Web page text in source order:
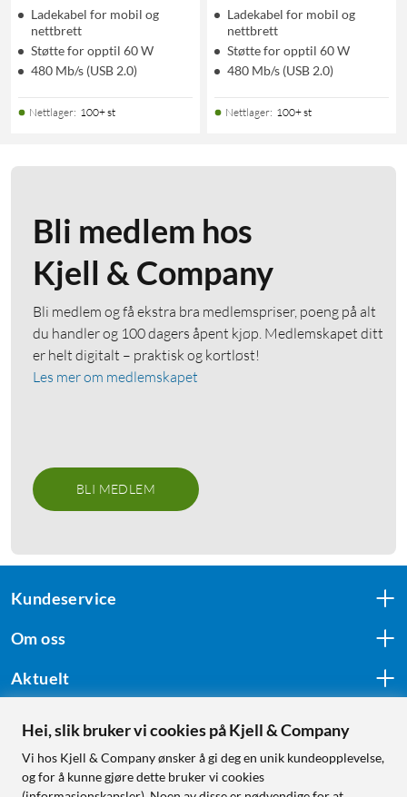
Ladekabel for mobil og
nettbrett
Støtte for opptil 60 W
480 Mb/s (USB 2.0)
Nettlager: 100+ st
Ladekabel for mobil og
nettbrett
Støtte for opptil 60 W
480 Mb/s (USB 2.0)
Nettlager: 100+ st
Bli medlem hos
Kjell & Company
Bli medlem og få ekstra bra medlemspriser, poeng på alt
du handler og 100 dagers åpent kjøp. Medlemskapet ditt
er helt digitalt – praktisk og kortløst!
Les mer om medlemskapet
BLI MEDLEM
Kundeservice
Om oss
Aktuelt
Følg oss
Hei, slik bruker vi cookies på Kjell & Company
Vi hos Kjell & Company ønsker å gi deg en unik kundeopplevelse,
og for å kunne gjøre dette bruker vi cookies